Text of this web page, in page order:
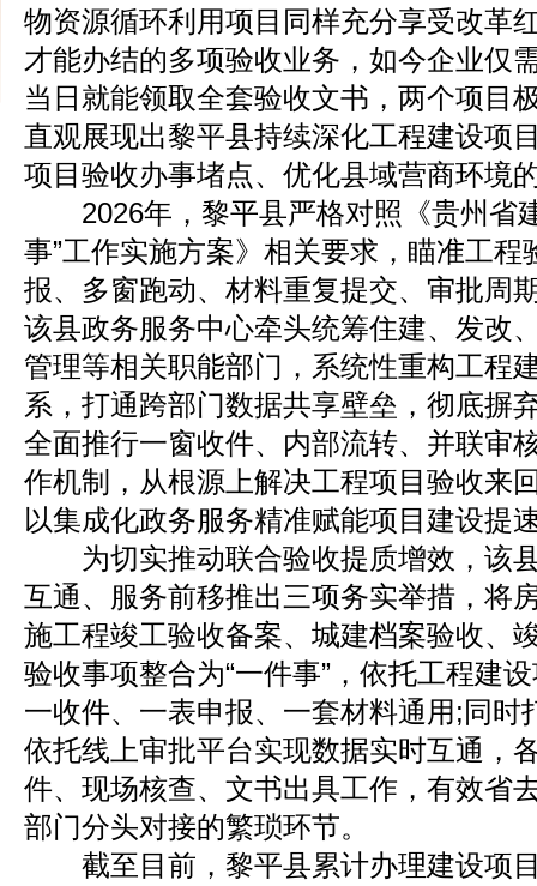
物资源循环利用项目同样充分享受改革
才能办结的多项验收业务，如今企业仅
当日就能领取全套验收文书，两个项目
直观展现出黎平县持续深化工程建设项
项目验收办事堵点、优化县域营商环境
2026年，黎平县严格对照《贵州省
事”工作实施方案》相关要求，瞄准工
报、多窗跑动、材料重复提交、审批周
该县政务服务中心牵头统筹住建、发改
管理等相关职能部门，系统性重构工程
系，打通跨部门数据共享壁垒，彻底摒
全面推行一窗收件、内部流转、并联审
作机制，从根源上解决工程项目验收来
以集成化政务服务精准赋能项目建设提
为切实推动联合验收提质增效，该
互通、服务前移推出三项务实举措，将
施工程竣工验收备案、城建档案验收、
验收事项整合为“一件事”，依托工程建
一收件、一表申报、一套材料通用;同时
依托线上审批平台实现数据实时互通，
件、现场核查、文书出具工作，有效省
部门分头对接的繁琐环节。
截至目前，黎平县累计办理建设项目